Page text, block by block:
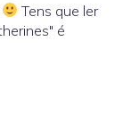
Tens que ler
é